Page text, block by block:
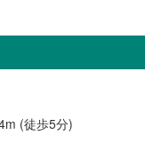
(徒歩5分)